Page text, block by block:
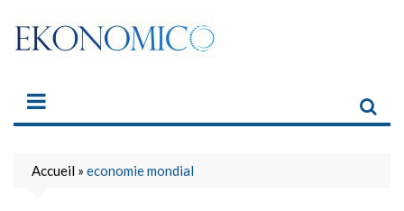
content
Accueil » economie mondial